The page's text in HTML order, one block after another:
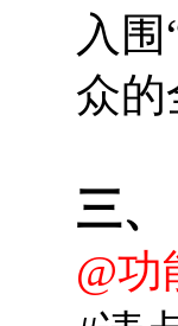
入
众
三
@功